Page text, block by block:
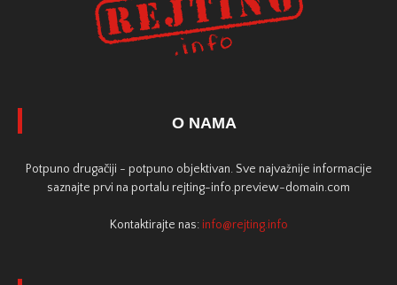
O NAMA
Potpuno drugačiji - potpuno objektivan. Sve najvažnije informacije
saznajte prvi na portalu rejting-info.preview-domain.com
Kontaktirajte nas: info@rejting.info